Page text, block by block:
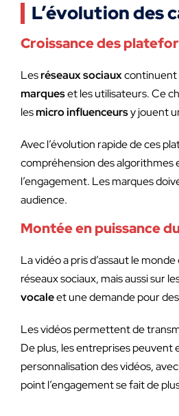
L’évolution des
Croissance des
Lesréseaux sociauxcontinuent
marqueset les utilisateurs. Ce
lesmicro influenceursy jouent
Avec l’évolution rapide de ces
compréhension des algorithmes
l’engagement. Les marques
audience.
Montée en puissance
La vidéo a pris d’assaut le monde
réseaux sociaux, mais aussi sur
vocaleet une demande pour
Les vidéos permettent de
De plus, les entreprises peuvent
personnalisation des vidéos,
point l’engagement se fait de